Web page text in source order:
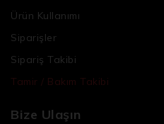
Ürün Kullanımı
Siparişler
Sipariş Takibi
Tamir / Bakım Takibi
Bize Ulaşın